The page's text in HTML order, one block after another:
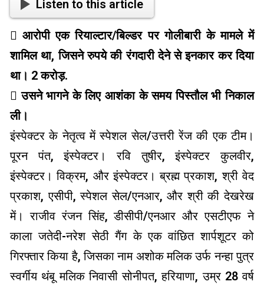
Listen to this article
 आरोपी एक रियाल्टार/बिल्डर पर गोलीबारी के मामले में
शामिल था, जिसने रुपये की रंगदारी देने से इनकार कर दिया
था। 2 करोड़.
 उसने भागने के लिए आशंका के समय पिस्तौल भी निकाल
ली।
इंस्पेक्टर के नेतृत्व में स्पेशल सेल/उत्तरी रेंज की एक टीम।
पूरन पंत, इंस्पेक्टर। रवि तुषीर, इंस्पेक्टर कुलवीर,
इंस्पेक्टर। विक्रम, और इंस्पेक्टर। ब्रह्म प्रकाश, श्री वेद
प्रकाश, एसीपी, स्पेशल सेल/एनआर, और श्री की देखरेख
में। राजीव रंजन सिंह, डीसीपी/एनआर और एसटीएफ ने
काला जतेदी-नरेश सेठी गैंग के एक वांछित शार्पशूटर को
गिरफ्तार किया है, जिसका नाम अशोक मलिक उर्फ ​​नन्हा पुत्र
स्वर्गीय थंबू मलिक निवासी सोनीपत, हरियाणा, उम्र 28 वर्ष